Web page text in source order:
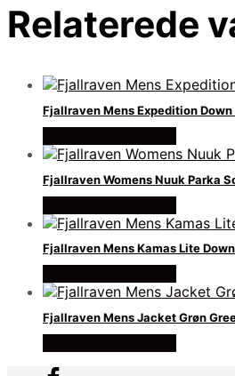
Relaterede
Fjallraven Mens Expedition
Fjallraven Womens Nuuk Parka
Fjallraven Mens Kamas Lite
Fjallraven Mens Jacket Grøn